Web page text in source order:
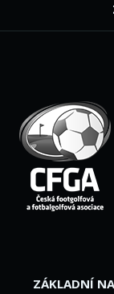
ZÁKLADNÍ